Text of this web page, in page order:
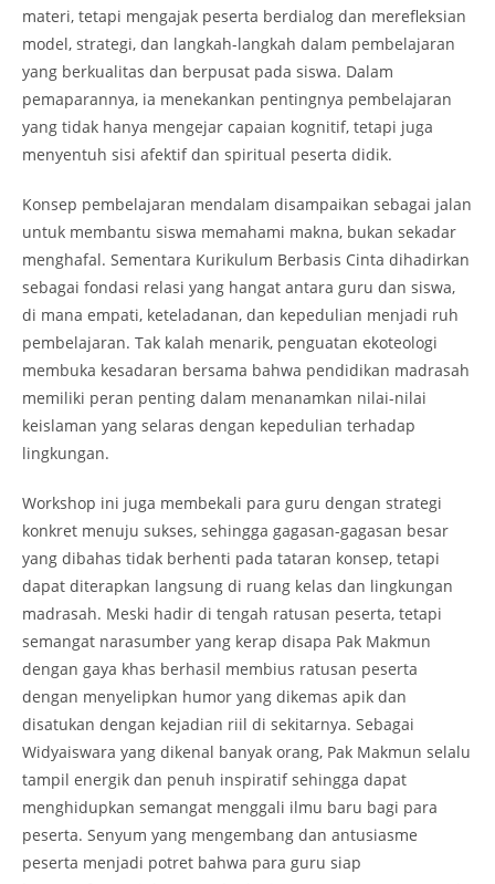
materi, tetapi mengajak peserta berdialog dan merefleksian
model, strategi, dan langkah-langkah dalam pembelajaran
yang berkualitas dan berpusat pada siswa. Dalam
pemaparannya, ia menekankan pentingnya pembelajaran
yang tidak hanya mengejar capaian kognitif, tetapi juga
menyentuh sisi afektif dan spiritual peserta didik.
Konsep pembelajaran mendalam disampaikan sebagai jalan
untuk membantu siswa memahami makna, bukan sekadar
menghafal. Sementara Kurikulum Berbasis Cinta dihadirkan
sebagai fondasi relasi yang hangat antara guru dan siswa,
di mana empati, keteladanan, dan kepedulian menjadi ruh
pembelajaran. Tak kalah menarik, penguatan ekoteologi
membuka kesadaran bersama bahwa pendidikan madrasah
memiliki peran penting dalam menanamkan nilai-nilai
keislaman yang selaras dengan kepedulian terhadap
lingkungan.
Workshop ini juga membekali para guru dengan strategi
konkret menuju sukses, sehingga gagasan-gagasan besar
yang dibahas tidak berhenti pada tataran konsep, tetapi
dapat diterapkan langsung di ruang kelas dan lingkungan
madrasah. Meski hadir di tengah ratusan peserta, tetapi
semangat narasumber yang kerap disapa Pak Makmun
dengan gaya khas berhasil membius ratusan peserta
dengan menyelipkan humor yang dikemas apik dan
disatukan dengan kejadian riil di sekitarnya. Sebagai
Widyaiswara yang dikenal banyak orang, Pak Makmun selalu
tampil energik dan penuh inspiratif sehingga dapat
menghidupkan semangat menggali ilmu baru bagi para
peserta. Senyum yang mengembang dan antusiasme
peserta menjadi potret bahwa para guru siap